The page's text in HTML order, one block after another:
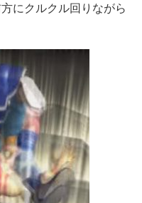
にクルクル回りながら